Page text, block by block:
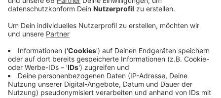
Zum Teil sollen die beiden Angeklagten gleich mehrere
Überfälle an einem Abend begangen haben. Dabei war